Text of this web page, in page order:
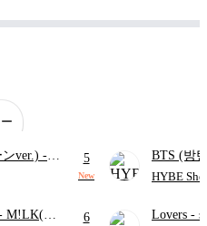
ver.) -
のり)
映画ちい
M!LK(佐
5
New
BTS (방
HYBE
6 Lovers -